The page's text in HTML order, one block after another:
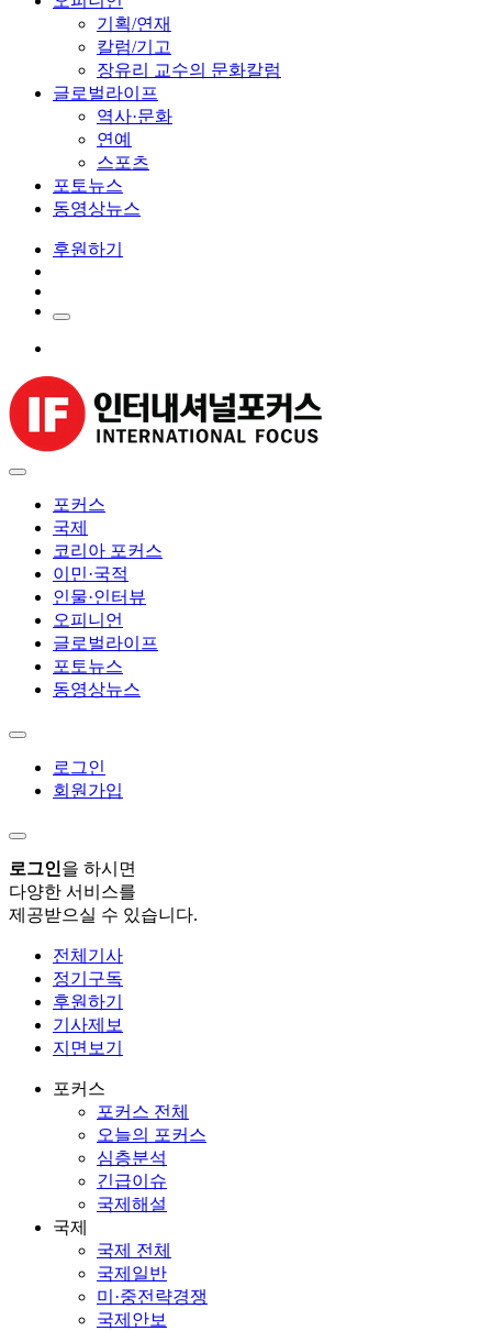
기획/연재
칼럼/기고
장유리 교수의 문화칼럼
글로벌라이프
역사·문화
연예
스포츠
포토뉴스
동영상뉴스
후원하기
포커스
국제
코리아 포커스
이민·국적
인물·인터뷰
오피니언
글로벌라이프
포토뉴스
동영상뉴스
로그인
회원가입
로그인을 하시면
다양한 서비스를
제공받으실 수 있습니다.
전체기사
정기구독
후원하기
기사제보
지면보기
포커스
포커스 전체
오늘의 포커스
심층분석
긴급이슈
국제해설
국제
국제 전체
국제일반
미·중전략경쟁
국제안보